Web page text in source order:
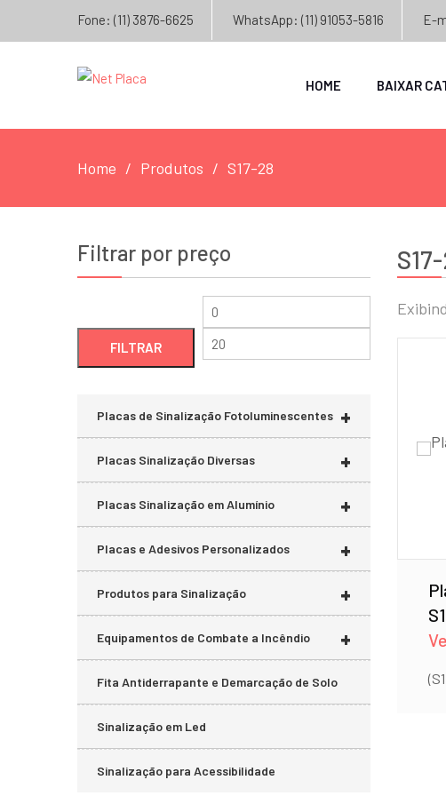
Fone: (11) 3876-6625 WhatsApp: (11) 91053-5816 E-
HOME BAIXAR
Home Produtos S17-28
Filtrar por preço
Preço
Preço
máximo
FILTRAR
+
Placas de Sinalização Fotoluminescentes
+
Placas Sinalização Diversas
+
Placas Sinalização em Alumínio
+
Placas e Adesivos Personalizados
+
Produtos para Sinalização
+
Equipamentos de Combate a Incêndio
Fita Antiderrapante e Demarcação de Solo
Sinalização em Led
Sinalização para Acessibilidade